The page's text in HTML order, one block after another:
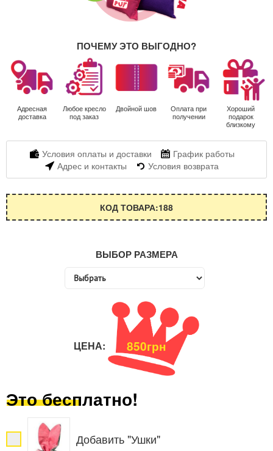
ПОЧЕМУ ЭТО ВЫГОДНО?
Адресная
доставка
Любое кресло
под заказ
Двойной шов
Оплата при
получении
Хороший
подарок
близкому
Условия оплаты и доставки
График работы
Адрес и контакты
Условия возврата
КОД ТОВАРА:188
ВЫБОР РАЗМЕРА
ЦЕНА: 850грн
Это бесплатно!
Добавить "Ушки"